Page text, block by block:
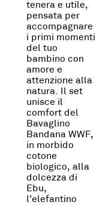
tenera e utile,
pensata per
accompagnare
i primi momenti
del tuo
bambino con
amore e
attenzione alla
natura. Il set
unisce il
comfort del
Bavaglino
Bandana WWF,
in morbido
cotone
biologico, alla
dolcezza di
Ebu,
l’elefantino